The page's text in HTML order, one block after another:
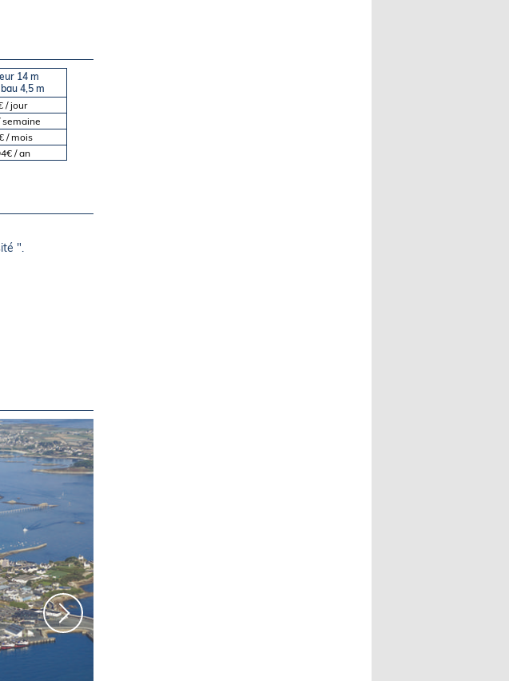
14 m
4,5 m
/ jour
semaine
/ mois
/ an
".